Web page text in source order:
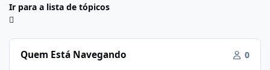
Ir para a lista de tópicos
Quem Está Navegando 0